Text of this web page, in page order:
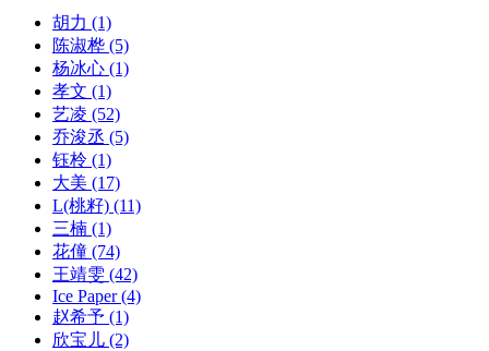
胡力 (1)
陈淑桦 (5)
杨冰心 (1)
孝文 (1)
艺凌 (52)
乔浚丞 (5)
钰柃 (1)
大美 (17)
L(桃籽) (11)
三楠 (1)
花僮 (74)
王靖雯 (42)
Ice Paper(4)
赵希予 (1)
欣宝儿 (2)